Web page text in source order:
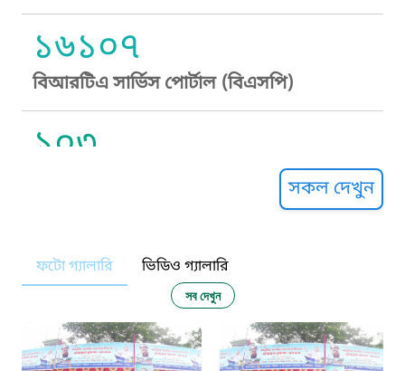
১৬১০৭
বিআরটিএ সার্ভিস পোর্টাল (বিএসপি)
১০৩
নারী ও শিশু নির্যাতন প্রতিরোধ
১০৬
সকল দেখুন
ফটো গ্যালারি ভিডিও গ্যালারি
সব দেখুন